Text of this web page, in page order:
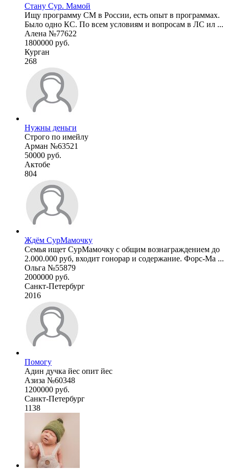
Стану Сур. Мамой
Ищу программу СМ в России, есть опыт в программах.
Было одно КС. По всем условиям и вопросам в ЛС ил ...
Алена №77622
1800000 руб.
Курган
268
Нужны деньги
Строго по имейлу
Арман №63521
50000 руб.
Актобе
804
Ждём СурМамочку
Семья ищет СурМамочку с общим вознаграждением до
2.000.000 руб, входит гонорар и содержание. Форс-Ма ...
Ольга №55879
2000000 руб.
Санкт-Петербург
2016
Помогу
Адин дучка йес опит йес
Азиза №60348
1200000 руб.
Санкт-Петербург
1138